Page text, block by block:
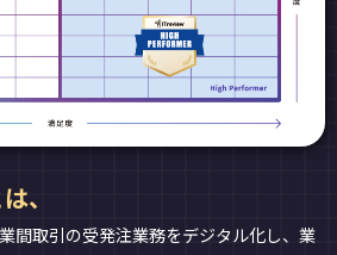
、
間取引の受発注業務をデジタル化し、業